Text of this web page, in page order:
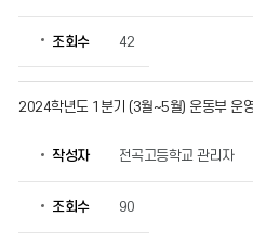
조회수 42
2024학년도 1분기 (3월~5월) 운동부 운
작성자 전곡고등학교 관리자
조회수 90